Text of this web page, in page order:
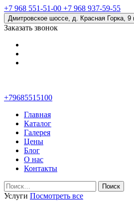
+7 968 551-51-00 +7 968 937-59-55
Дмитровское шоссе, д. Красная
Заказать звонок
+79685515100
Главная
Каталог
Галерея
Цены
Блог
О нас
Контакты
Найти:
Услуги Посмотреть все